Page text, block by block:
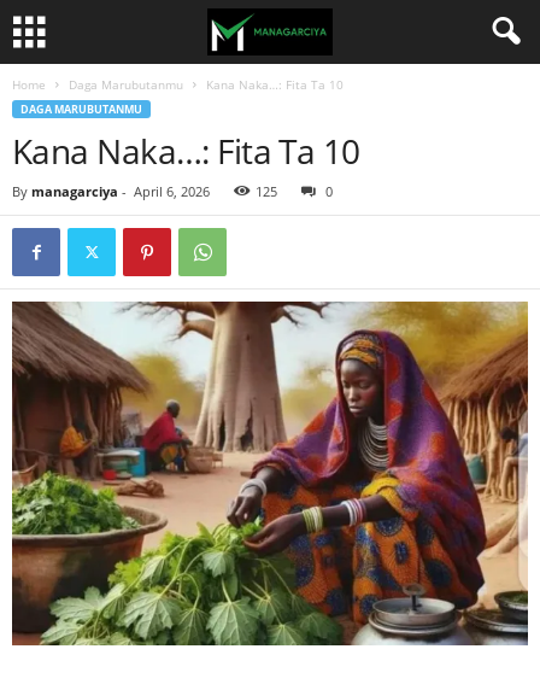
Home Daga Marubutanmu Kana Naka…: Fita Ta 10
DAGA MARUBUTANMU
Kana Naka…: Fita Ta 10
By managarciya - April 6, 2026 125 0